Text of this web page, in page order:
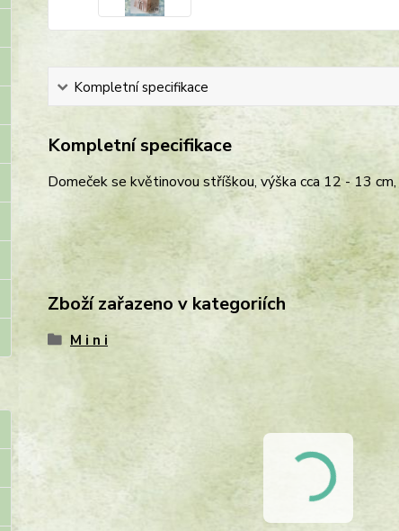
Kompletní specifikace
Kompletní specifikace
Domeček se květinovou stříškou, výška cca 12 - 13
Zboží zařazeno v kategoriích
M i n i